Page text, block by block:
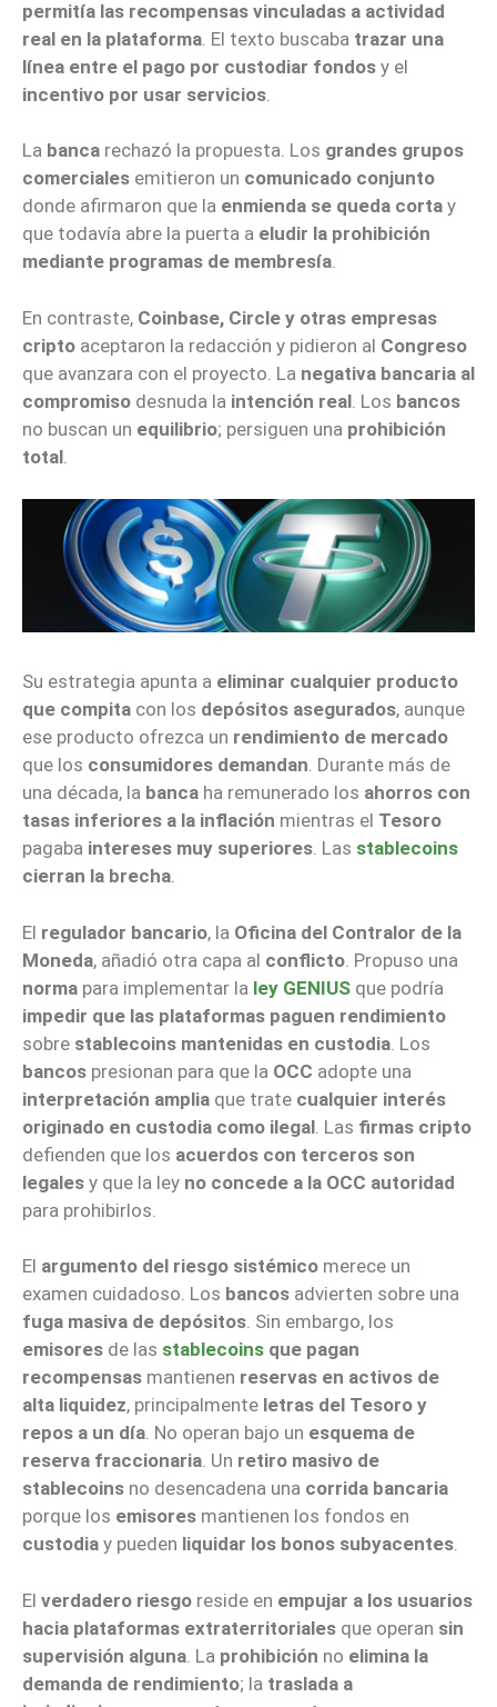
permitía las recompensas vinculadas a actividad
real en la plataforma . El texto buscaba trazar una
línea entre el pago por custodiar fondos y el
incentivo por usar servicios
La banca rechazó la propuesta. Los grandes grupos
comerciales emitieron un comunicado conjunto
donde afirmaron que la enmienda se queda corta y
que todavía abre la puerta a eludir la prohibición
mediante programas de membresía.
En contraste, Coinbase, Circle y otras empresas
cripto aceptaron la redacción y pidieron al Congreso
que avanzara con el proyecto. La negativa bancaria al
compromiso desnuda la intención real . Los bancos
no buscan un equilibrio; persiguen una prohibición
total
Su estrategia apunta a eliminar cualquier producto
que compita con los depósitos asegurados, aunque
ese producto ofrezca un rendimiento de mercado
que los consumidores demandan. Durante más de
una década, la banca ha remunerado los ahorros con
tasas inferiores a la inflación mientras el Tesoro
pagaba intereses muy superiores. Las stablecoins
cierran la brecha.
El regulador bancario, la Oficina del Contralor de la
Moneda, añadió otra capa al conflicto . Propuso una
norma para implementar la ley GENIUS que podría
impedir que las plataformas paguen rendimiento
sobre stablecoins mantenidas en custodia . Los
bancos presionan para que la OCC adopte una
interpretación amplia que trate cualquier interés
originado en custodia como ilegal . Las firmas cripto
defienden que los acuerdos con terceros son
legales y que la ley no concede a la OCC autoridad
para prohibirlos.
El argumento del riesgo sistémico merece un
examen cuidadoso. Los bancos advierten sobre una
fuga masiva de depósitos. Sin embargo, los
emisores de las stablecoins que pagan
recompensas mantienen reservas en activos de
alta liquidez, principalmente letras del Tesoro y
repos a un día. No operan bajo un esquema de
reserva fraccionaria. Un retiro masivo de
stablecoins no desencadena una corrida bancaria
porque los emisores mantienen los fondos en
custodia y pueden liquidar los bonos subyacentes.
El verdadero riesgo reside en empujar a los usuarios
hacia plataformas extraterritoriales que operan sin
supervisión alguna . La prohibición no elimina la
demanda de rendimiento; la traslada a